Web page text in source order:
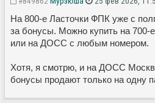
На 800-е Ласточки ФПК уже с
за бонусы. Можно купить на 700-
или на ДОСС с любым номером.
Хотя, я смотрю, и на ДОСС
бонусы продают только на одну